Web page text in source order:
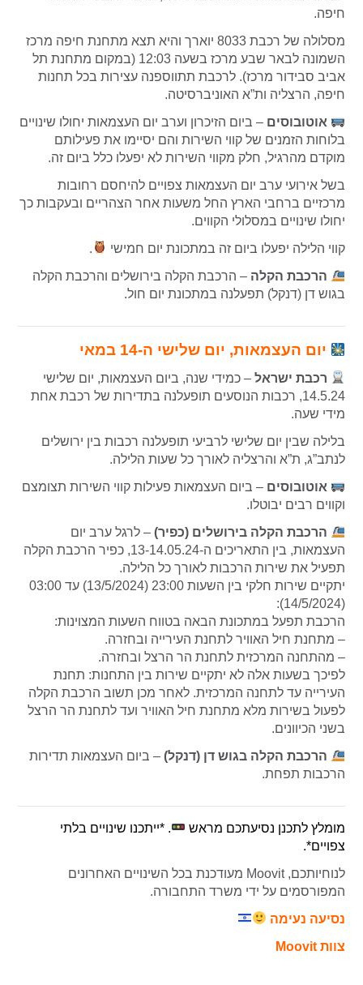
חיפה.
מסלולה של רכבת 8033 יוארך והיא תצא מתחנת חיפה מרכז
השמונה לבאר שבע מרכז בשעה 12:03 (במקום מתחנת תל
אביב סבידור מרכז). לרכבת תתווספנה עצירות בכל תחנות
חיפה, הרצליה ות”א האוניברסיטה.
אוטובוסים– ביום הזיכרון וערב יום העצמאות יחולו שינויים
בלוחות הזמנים של קווי השירות והם יסיימו את פעילותם
מוקדם מהרגיל, חלק מקווי השירות לא יפעלו כלל ביום זה.
בשל אירועי ערב יום העצמאות צפויים להיחסם רחובות
מרכזיים ברחבי הארץ החל משעות אחר הצהריים ובעקבות כך
יחולו שינויים במסלולי הקווים.
קווי הלילה יפעלו ביום זה במתכונת יום חמישי
.
הרכבת הקלה – הרכבת הקלה בירושלים והרכבת הקלה
בגוש דן (דנקל) תפעלנה במתכונת יום חול.
יום העצמאות, יום שלישי ה-14 במאי
רכבת ישראל –כמידי שנה, ביום העצמאות, יום שלישי
14.5.24, רכבות הנוסעים תופעלנה בתדירות של רכבת אחת
מידי שעה.
בלילה שבין יום שלישי לרביעי תופעלנה רכבות בין ירושלים
לנתב”ג, ת”א והרצליה לאורך כל שעות הלילה.
אוטובוסים– ביום העצמאות פעילות קווי השירות תצומצם
וקווים רבים יבוטלו.
הרכבת הקלה בירושלים (כפיר)–לרגל ערב יום
העצמאות, בין התאריכים ה-13-14.05.24, כפיר הרכבת הקלה
תפעיל את שירות הרכבות לאורך כל הלילה.
יתקיים שירות חלקי בין השעות 23:00 (13/5/2024) עד 03:00
(14/5/2024):
הרכבת תפעל במתכונת הבאה בטווח השעות המצוינות:
– מתחנת חיל האוויר לתחנת העירייה ובחזרה.
– מהתחנה המרכזית לתחנת הר הרצל ובחזרה.
לפיכך בשעות אלה לא יתקיים שירות בין התחנות: תחנת
העירייה עד לתחנה המרכזית. לאחר מכן תשוב הרכבת הקלה
לפעול בשירות מלא מתחנת חיל האוויר ועד לתחנת הר הרצל
בשני הכיוונים.
הרכבת הקלה בגוש דן (דנקל)– ביום העצמאות תדירות
הרכבות תפחת.
מומלץ לתכנן נסיעתכם מראש
. *ייתכנו שינויים בלתי
צפויים*.
לנוחיותכם, Moovit מעודכנת בכל השינויים האחרונים
המפורסמים על ידי משרד התחבורה.
נסיעה נעימה
צוות Moovit